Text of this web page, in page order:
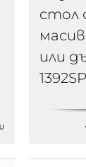
стол
или
1392SP